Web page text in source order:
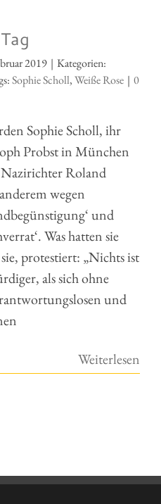
2019 | Kategorien:
Sophie Scholl,Weiße Rose | 0
Sophie Scholl, ihr
Probst in München
Roland
wegen
und
Was hatten sie
protestiert: „Nichts ist
als sich ohne
und
Weiterlesen